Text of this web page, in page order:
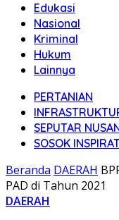
Edukasi
Nasional
Kriminal
Hukum
Lainnya
PERTANIAN
SEPUTAR
SOSOK
Beranda DAERAH
PAD di Tahun 2021
DAERAH